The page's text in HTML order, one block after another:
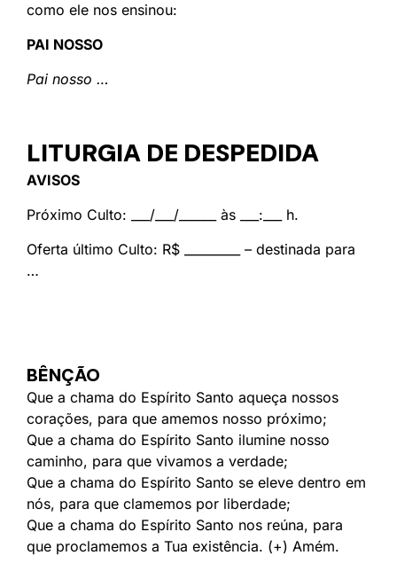
como ele nos ensinou:
PAI NOSSO
Pai nosso …
LITURGIA DE DESPEDIDA
AVISOS
Próximo Culto: ___/___/______ às ___:___ h.
Oferta último Culto: R$ _________ – destinada para
…
BÊNÇÃO
Que a chama do Espírito Santo aqueça nossos
corações, para que amemos nosso próximo;
Que a chama do Espírito Santo ilumine nosso
caminho, para que vivamos a verdade;
Que a chama do Espírito Santo se eleve dentro em
nós, para que clamemos por liberdade;
Que a chama do Espírito Santo nos reúna, para
que proclamemos a Tua existência. (+) Amém.